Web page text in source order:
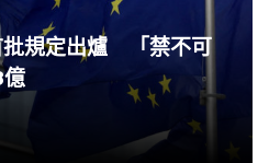
批規定出爐 「禁不可